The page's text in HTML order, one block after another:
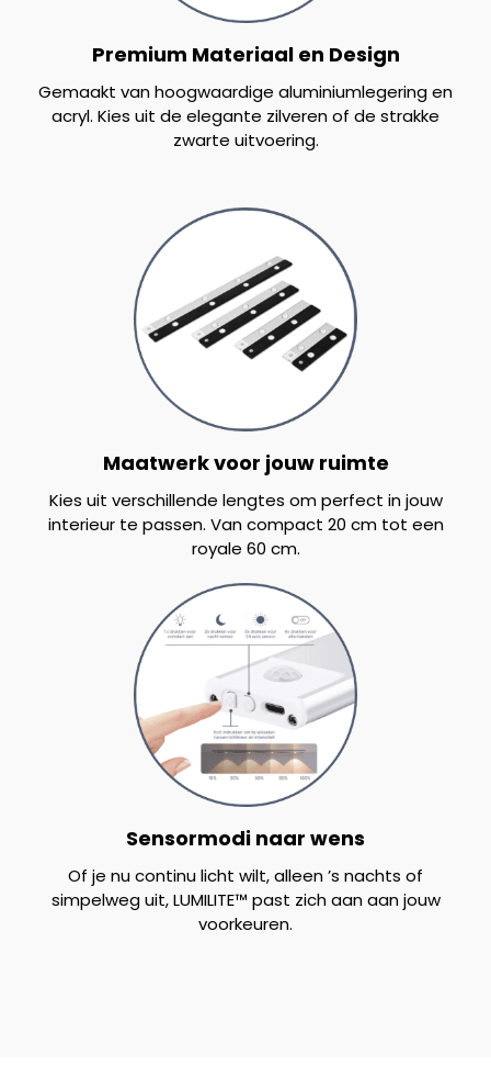
Premium Materiaal en Design
Gemaakt van hoogwaardige aluminiumlegering en
acryl. Kies uit de elegante zilveren of de strakke
zwarte uitvoering.
Maatwerk voor jouw ruimte
Kies uit verschillende lengtes om perfect in jouw
interieur te passen. Van compact 20 cm tot een
royale 60 cm.
Sensormodi naar wens
Of je nu continu licht wilt, alleen ’s nachts of
simpelweg uit, LUMILITE™ past zich aan aan jouw
voorkeuren.